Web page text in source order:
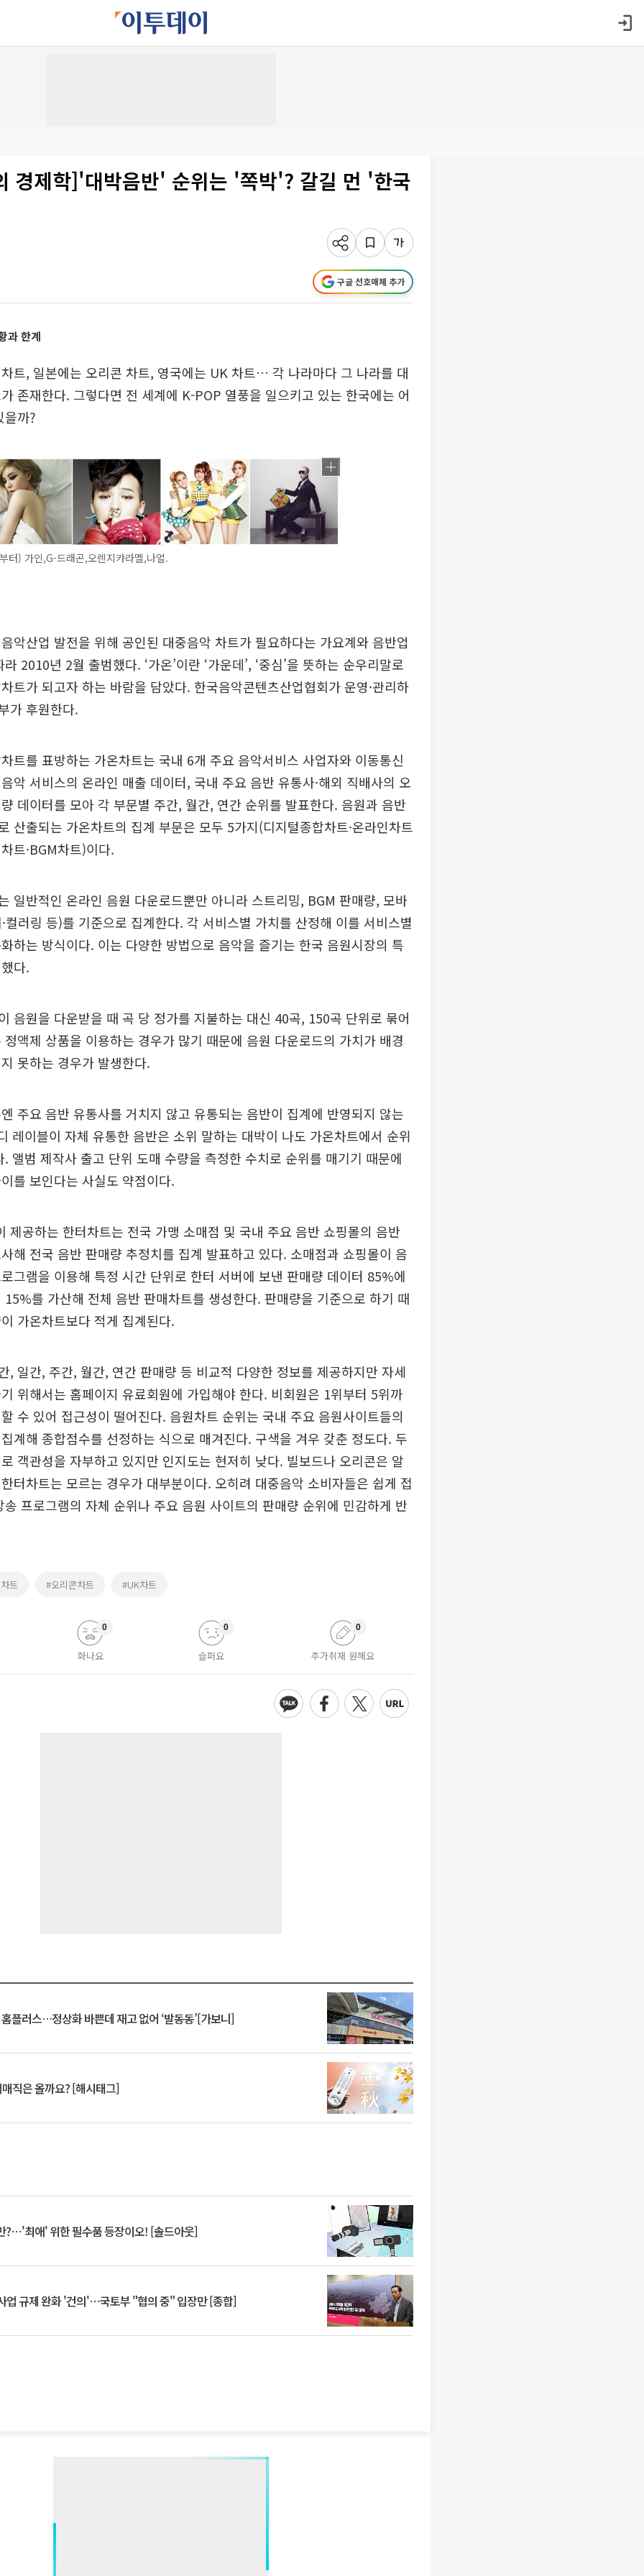
경제학]'대박음반' 순위는 '쪽박'? 갈길 먼 '한국
구글 선호매체 추가
과 한계
트, 일본에는 오리콘 차트, 영국에는 UK 차트… 각 나라마다 그 나라를 대
존재한다. 그렇다면 전 세계에 K-POP 열풍을 일으키고 있는 한국에는 어
을까?
터) 가인,G-드래곤,오렌지캬라멜,나얼.
악산업 발전을 위해 공인된 대중음악 차트가 필요하다는 가요계와 음반업
2010년 2월 출범했다. ‘가온’이란 ‘가운데’, ‘중심’을 뜻하는 순우리말로
트가 되고자 하는 바람을 담았다. 한국음악콘텐츠산업협회가 운영·관리하
가 후원한다.
트를 표방하는 가온차트는 국내 6개 주요 음악서비스 사업자와 이동통신
악 서비스의 온라인 매출 데이터, 국내 주요 음반 유통사·해외 직배사의 오
데이터를 모아 각 부문별 주간, 월간, 연간 순위를 발표한다. 음원과 음반
산출되는 가온차트의 집계 부문은 모두 5가지(디지털종합차트·온라인차트
트·BGM차트)이다.
일반적인 온라인 음원 다운로드뿐만 아니라 스트리밍, BGM 판매량, 모바
컬러링 등)를 기준으로 집계한다. 각 서비스별 가치를 산정해 이를 서비스별
하는 방식이다. 이는 다양한 방법으로 음악을 즐기는 한국 음원시장의 특
다.
음원을 다운받을 때 곡 당 정가를 지불하는 대신 40곡, 150곡 단위로 묶어
액제 상품을 이용하는 경우가 많기 때문에 음원 다운로드의 가치가 배경
못하는 경우가 발생한다.
주요 음반 유통사를 거치지 않고 유통되는 음반이 집계에 반영되지 않는
레이블이 자체 유통한 음반은 소위 말하는 대박이 나도 가온차트에서 순위
앨범 제작사 출고 단위 도매 수량을 측정한 수치로 순위를 매기기 때문에
를 보인다는 사실도 약점이다.
제공하는 한터차트는 전국 가맹 소매점 및 국내 주요 음반 쇼핑몰의 음반
해 전국 음반 판매량 추정치를 집계 발표하고 있다. 소매점과 쇼핑몰이 음
그램을 이용해 특정 시간 단위로 한터 서버에 보낸 판매량 데이터 85%에
15%를 가산해 전체 음반 판매차트를 생성한다. 판매량을 기준으로 하기 때
가온차트보다 적게 집계된다.
, 일간, 주간, 월간, 연간 판매량 등 비교적 다양한 정보를 제공하지만 자세
위해서는 홈페이지 유료회원에 가입해야 한다. 비회원은 1위부터 5위까
수 있어 접근성이 떨어진다. 음원차트 순위는 국내 주요 음원사이트들의
계해 종합점수를 선정하는 식으로 매겨진다. 구색을 겨우 갖춘 정도다. 두
객관성을 자부하고 있지만 인지도는 현저히 낮다. 빌보드나 오리콘은 알
터차트는 모르는 경우가 대부분이다. 오히려 대중음악 소비자들은 쉽게 접
프로그램의 자체 순위나 주요 음원 사이트의 판매량 순위에 민감하게 반
트 #오리콘차트 #UK차트
화나요
0
슬퍼요
0
추가취재 원해요
0
플러스…정상화 바쁜데 재고 없어 ‘발동동’[가보니]
직은 올까요? [해시태그]
?⋯'최애' 위한 필수품 등장이오! [솔드아웃]
업 규제 완화 '건의'⋯국토부 "협의 중" 입장만 [종합]